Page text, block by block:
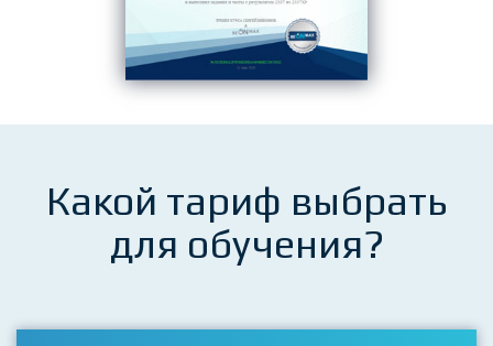
Какой тариф выбрать
для обучения?